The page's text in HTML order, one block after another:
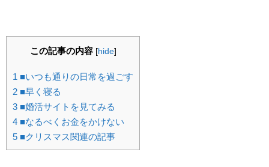
この記事の内容 [hide]
1 ■いつも通りの日常を過ごす
2 ■早く寝る
3 ■婚活サイトを見てみる
4 ■なるべくお金をかけない
5 ■クリスマス関連の記事